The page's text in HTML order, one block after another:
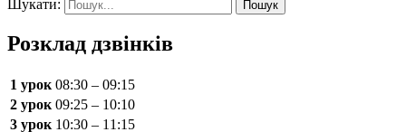
Шукати:
Розклад дзвінків
1 урок 08:30 – 09:15
2 урок 09:25 – 10:10
3 урок 10:30 – 11:15